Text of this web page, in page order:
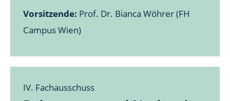
Vorsitzende: Prof. Dr. Bianca Wöhrer (FH
Campus Wien)
IV. Fachausschuss